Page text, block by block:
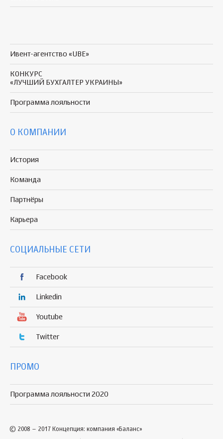
Ивент-агентство «UBE»
КОНКУРС
«ЛУЧШИЙ БУХГАЛТЕР УКРАИНЫ»
Программа лояльности
О КОМПАНИИ
История
Команда
Партнёры
Карьера
СОЦИАЛЬНЫЕ СЕТИ
Facebook
Linkedin
Youtube
Twitter
ПРОМО
Программа лояльности 2020
© 2008 – 2017 Концепция: компания «Баланс»